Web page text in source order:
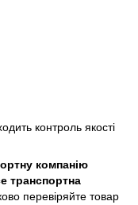
контроль якості
компанію
транспортна
перевіряйте товар